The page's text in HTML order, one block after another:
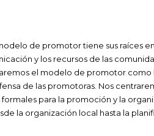
de promotor tiene sus raíces
y los recursos de las
el modelo de promotor
de las promotoras. Nos
para la promoción y la
la organización local hasta la